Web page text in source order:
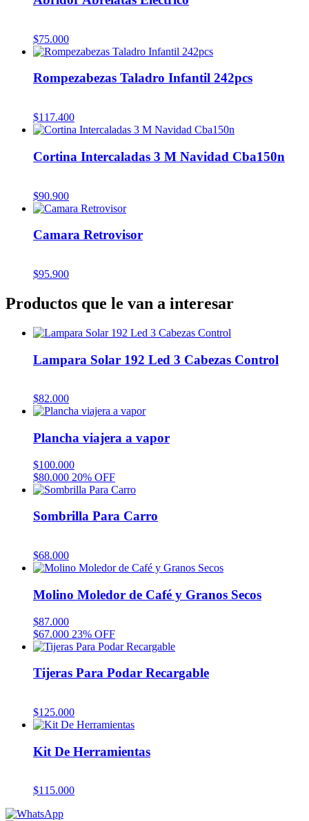
$75.000
Rompezabezas Taladro Infantil 242pcs
$117.400
Cortina Intercaladas 3 M Navidad Cba150n
$90.900
Camara Retrovisor
$95.900
Productos que le van a interesar
Lampara Solar 192 Led 3 Cabezas Control
$82.000
Plancha viajera a vapor
$100.000
$80.000 20% OFF
Sombrilla Para Carro
$68.000
Molino Moledor de Café y Granos Secos
$87.000
$67.000 23% OFF
Tijeras Para Podar Recargable
$125.000
Kit De Herramientas
$115.000